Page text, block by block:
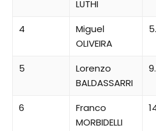
LUTHI
4
Miguel
OLIVEIRA
5
Lorenzo
BALDASSARRI
6
Franco
MORBIDELLI